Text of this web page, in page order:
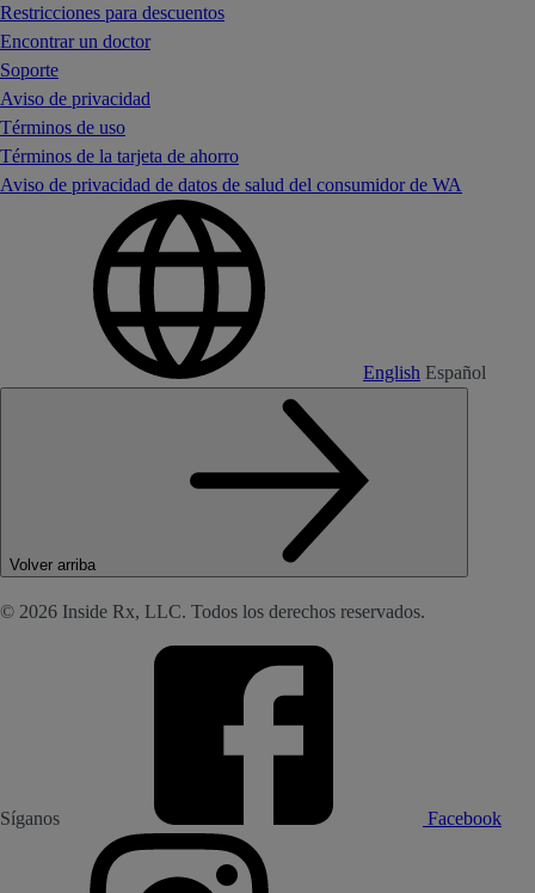
Restricciones para descuentos
Encontrar un doctor
Soporte
Aviso de privacidad
Términos de uso
Términos de la tarjeta de ahorro
Aviso de privacidad de datos de salud del consumidor de WA
English Español
Volver arriba
© 2026 Inside Rx, LLC. Todos los derechos reservados.
Síganos Facebook